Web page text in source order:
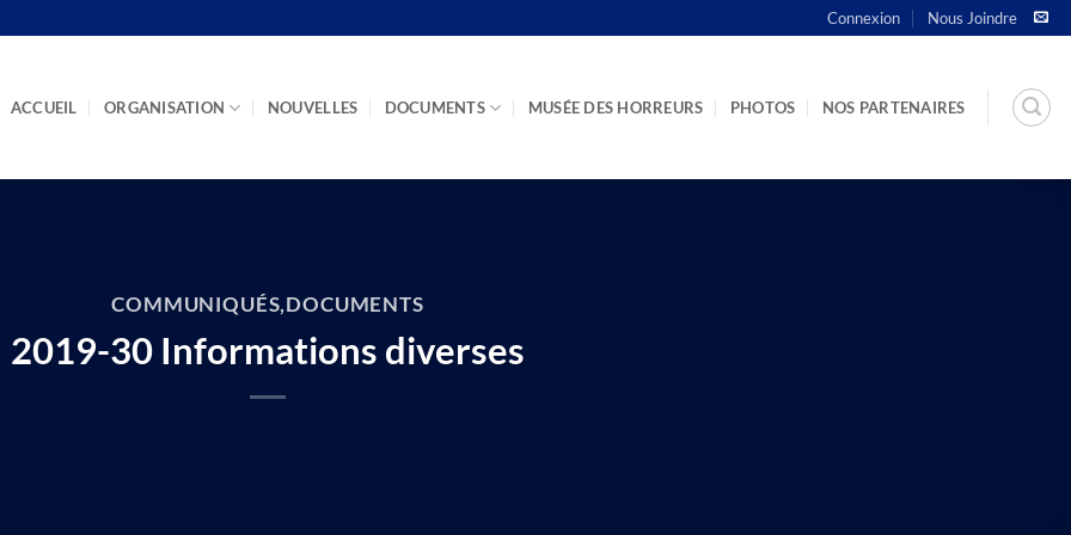
Connexion Nous Joindre
ACCUEIL ORGANISATION NOUVELLES DOCUMENTS MUSÉE DES HORREURS PHOTOS NOS PARTENAIRES
COMMUNIQUÉS,DOCUMENTS
2019-30 Informations diverses